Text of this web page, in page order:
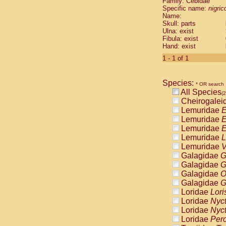
Cebidae
Cebidae
Cebidae
Cebidae
Cebidae
Cebidae
Cebidae
Cebidae
Cebidae
Cebidae
Cebidae
Cebidae
Atelidae
Atelidae
Atelidae
Atelidae
Atelidae
Atelidae
Atelidae
Atelidae
Atelidae
Atelidae
Pitheciidae
Specific name:
Name:
Skull: parts
Ulna: exist
Fibula: exist
Hand: exist
1 - 1 of 1
Species: * OR search
All Species
Lemuridae
Lemuridae
Lemuridae
Lemuridae
Lemuridae
Galagidae
Galagidae
Galagidae
Galagidae
Loridae
Loridae
Loridae
Loridae